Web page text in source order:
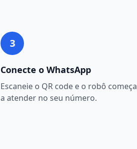
3
Conecte o WhatsApp
Escaneie o QR code e o robô começa
a atender no seu número.